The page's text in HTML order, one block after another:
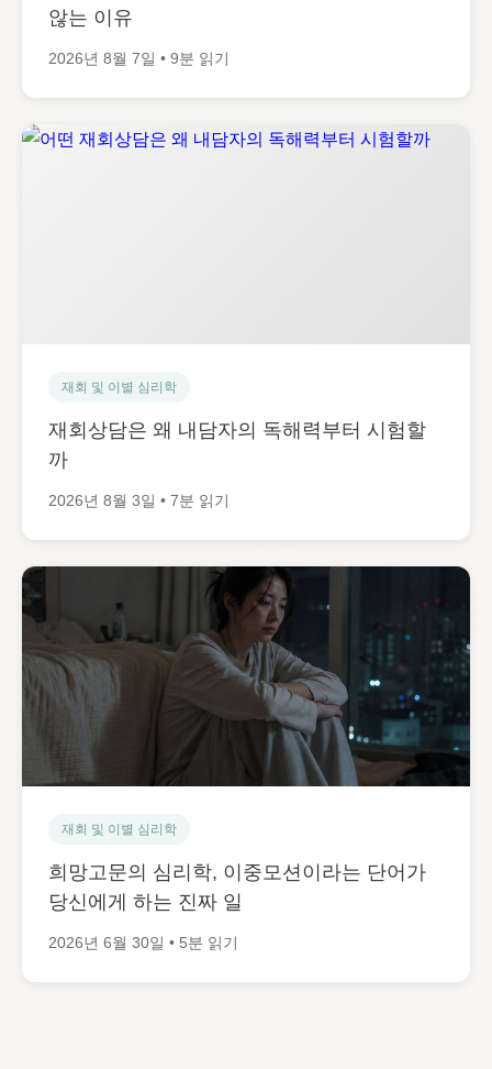
않는 이유
2026년 8월 7일 • 9분 읽기
재회 및 이별 심리학
재회상담은 왜 내담자의 독해력부터 시험할
까
2026년 8월 3일 • 7분 읽기
재회 및 이별 심리학
희망고문의 심리학, 이중모션이라는 단어가
당신에게 하는 진짜 일
2026년 6월 30일 • 5분 읽기